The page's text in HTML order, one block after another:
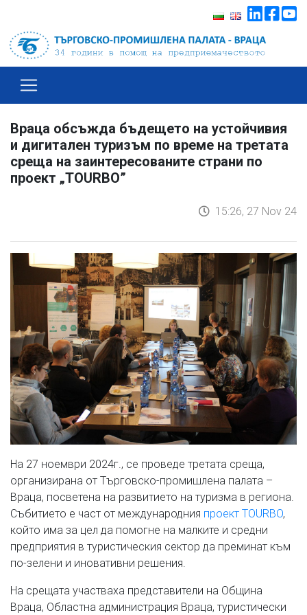
Враца обсъжда бъдещето на устойчивия
и дигитален туризъм по време на третата
среща на заинтересованите страни по
проект „TOURBO”
15:26, 27 Nov 24
На 27 ноември 2024г., се проведе третата среща,
организирана от Търговско-промишлена палата –
Враца, посветена на развитието на туризма в региона.
Събитието е част от международния проект TOURBO,
който има за цел да помогне на малките и средни
предприятия в туристическия сектор да преминат към
по-зелени и иновативни решения.
На срещата участваха представители на Община
Враца, Областна администрация Враца, туристически